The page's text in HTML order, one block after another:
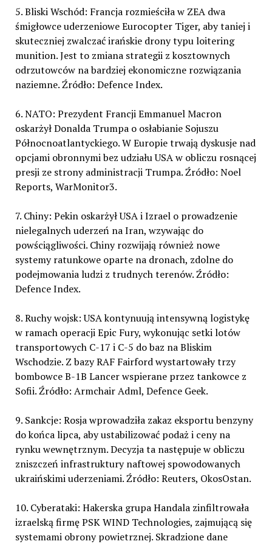
5. Bliski Wschód: Francja rozmieściła w ZEA dwa
śmigłowce uderzeniowe Eurocopter Tiger, aby taniej i
skuteczniej zwalczać irańskie drony typu loitering
munition. Jest to zmiana strategii z kosztownych
odrzutowców na bardziej ekonomiczne rozwiązania
naziemne. Źródło: Defence Index.
6. NATO: Prezydent Francji Emmanuel Macron
oskarżył Donalda Trumpa o osłabianie Sojuszu
Północnoatlantyckiego. W Europie trwają dyskusje nad
opcjami obronnymi bez udziału USA w obliczu rosnącej
presji ze strony administracji Trumpa. Źródło: Noel
Reports, WarMonitor3.
7. Chiny: Pekin oskarżył USA i Izrael o prowadzenie
nielegalnych uderzeń na Iran, wzywając do
powściągliwości. Chiny rozwijają również nowe
systemy ratunkowe oparte na dronach, zdolne do
podejmowania ludzi z trudnych terenów. Źródło:
Defence Index.
8. Ruchy wojsk: USA kontynuują intensywną logistykę
w ramach operacji Epic Fury, wykonując setki lotów
transportowych C-17 i C-5 do baz na Bliskim
Wschodzie. Z bazy RAF Fairford wystartowały trzy
bombowce B-1B Lancer wspierane przez tankowce z
Sofii. Źródło: Armchair Adml, Defence Geek.
9. Sankcje: Rosja wprowadziła zakaz eksportu benzyny
do końca lipca, aby ustabilizować podaż i ceny na
rynku wewnętrznym. Decyzja ta następuje w obliczu
zniszczeń infrastruktury naftowej spowodowanych
ukraińskimi uderzeniami. Źródło: Reuters, OkosOstan.
10. Cyberataki: Hakerska grupa Handala zinfiltrowała
izraelską firmę PSK WIND Technologies, zajmującą się
systemami obrony powietrznej. Skradzione dane